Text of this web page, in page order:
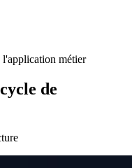
l'application métier
de